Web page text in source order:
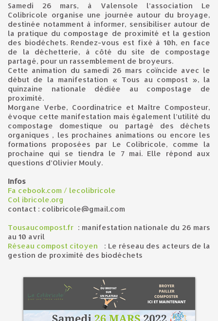
Samedi 26 mars, à Valensole l’association Le
Colibricole organise une journée autour du broyage,
destinée notamment à informer, sensibiliser autour de
la pratique du compostage de proximité et la gestion
des biodéchets. Rendez-vous est fixé à 10h, en face
de la déchetterie, à côté du site de compostage
partagé, pour un rassemblement de broyeurs.
Cette animation du samedi 26 mars coïncide avec le
début de la manifestation « Tous au compost », la
quinzaine nationale dédiée au compostage de
proximité.
Morgane Verbe, Coordinatrice et Maître Composteur,
évoque cette manifestation mais également l’utilité du
compostage domestique ou partagé des déchets
organiques , les prochaines animations ou encore les
formations proposées par Le Colibricole, comme la
prochaine qui se tiendra le 7 mai. Elle répond aux
questions d’Olivier Mouly.
Infos
Fa cebook.com / lecolibricole
Col ibricole.org
contact : colibricole@gmail.com
Tousaucompost.fr : manifestation nationale du 26 mars
au 10 avril
Réseau compost citoyen
: Le réseau des acteurs de la
gestion de proximité des biodéchets